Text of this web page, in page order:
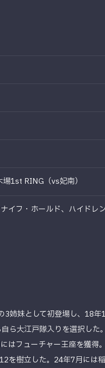
1st RING（vs妃南）
イフ・ホールド、ハイドレ
姉妹として初登場し、18年
ら大江戸隊入りを選択した
はフューチャー王座を獲得
を樹立した。24年7月には